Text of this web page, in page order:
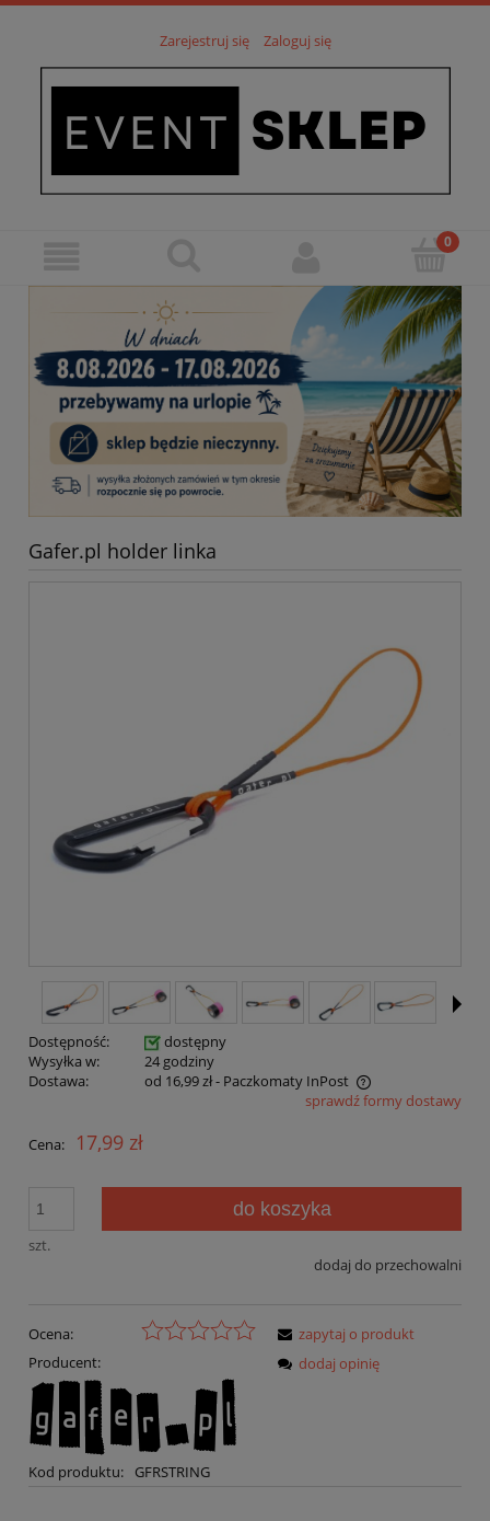
Zarejestruj się Zaloguj się
Gafer.pl holder linka
Dostępność:
dostępny
Wysyłka w:
24 godziny
Dostawa:
od 16,99 zł- Paczkomaty InPost
sprawdź formy dostawy
Cena: 17,99 zł
szt.
do koszyka
dodaj do przechowalni
Ocena:
Producent:
Kod produktu: GFRSTRING
zapytaj o produkt
dodaj opinię